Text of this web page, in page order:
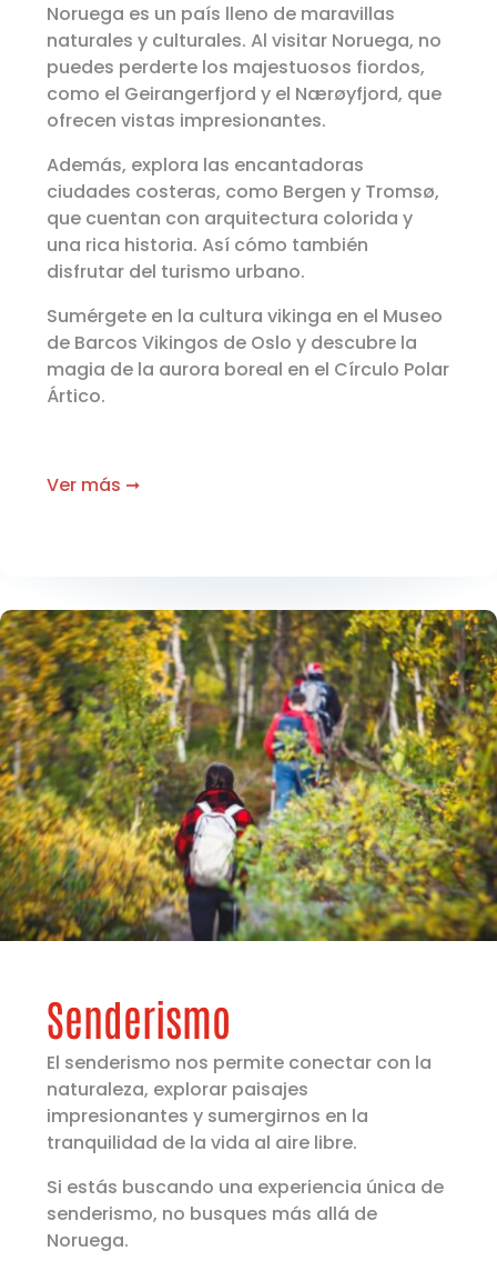
Noruega es un país lleno de maravillas
naturales y culturales. Al visitar Noruega, no
puedes perderte los majestuosos fiordos,
como el Geirangerfjord y el Nærøyfjord, que
ofrecen vistas impresionantes.
Además, explora las encantadoras
ciudades costeras, como Bergen y Tromsø,
que cuentan con arquitectura colorida y
una rica historia. Así cómo también
disfrutar del turismo urbano.
Sumérgete en la cultura vikinga en el Museo
de Barcos Vikingos de Oslo y descubre la
magia de la aurora boreal en el Círculo Polar
Ártico.
Ver más ➞
Senderismo
El senderismo nos permite conectar con la
naturaleza, explorar paisajes
impresionantes y sumergirnos en la
tranquilidad de la vida al aire libre.
Si estás buscando una experiencia única de
senderismo, no busques más allá de
Noruega.